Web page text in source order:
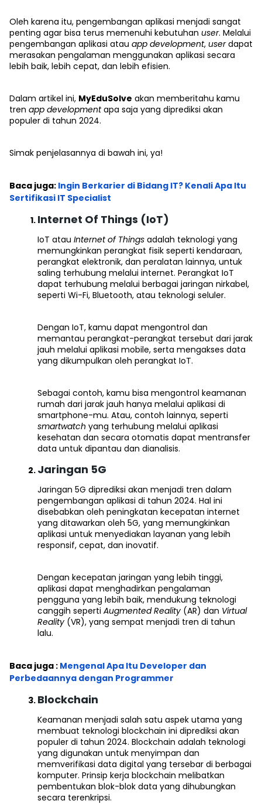
Oleh karena itu, pengembangan aplikasi menjadi sangat
penting agar bisa terus memenuhi kebutuhan user. Melalui
pengembangan aplikasi atau app development, userdapat
merasakan pengalaman menggunakan aplikasi secara
lebih baik, lebih cepat, dan lebih efisien.
Dalam artikel ini, MyEduSolve akan memberitahu kamu
tren app developmentapa saja yang diprediksi akan
populer di tahun 2024.
Simak penjelasannya di bawah ini, ya!
Baca juga: Ingin Berkarier di Bidang IT? Kenali Apa Itu
Sertifikasi IT Specialist
Internet Of Things (IoT)
IoT atau Internet of Things adalah teknologi yang
memungkinkan perangkat fisik seperti kendaraan,
perangkat elektronik, dan peralatan lainnya, untuk
saling terhubung melalui internet. Perangkat IoT
dapat terhubung melalui berbagai jaringan nirkabel,
seperti Wi-Fi, Bluetooth, atau teknologi seluler.
Dengan IoT, kamu dapat mengontrol dan
memantau perangkat-perangkat tersebut dari jarak
jauh melalui aplikasi mobile, serta mengakses data
yang dikumpulkan oleh perangkat IoT.
Sebagai contoh, kamu bisa mengontrol keamanan
rumah dari jarak jauh hanya melalui aplikasi di
smartphone-mu. Atau, contoh lainnya, seperti
smartwatch yang terhubung melalui aplikasi
kesehatan dan secara otomatis dapat mentransfer
data untuk dipantau dan dianalisis.
Jaringan 5G
Jaringan 5G diprediksi akan menjadi tren dalam
pengembangan aplikasi di tahun 2024. Hal ini
disebabkan oleh peningkatan kecepatan internet
yang ditawarkan oleh 5G, yang memungkinkan
aplikasi untuk menyediakan layanan yang lebih
responsif, cepat, dan inovatif.
Dengan kecepatan jaringan yang lebih tinggi,
aplikasi dapat menghadirkan pengalaman
pengguna yang lebih baik, mendukung teknologi
canggih seperti Augmented Reality(AR) dan Virtual
Reality(VR), yang sempat menjadi tren di tahun
lalu.
Baca juga : Mengenal Apa Itu Developer dan
Perbedaannya dengan Programmer
Blockchain
Keamanan menjadi salah satu aspek utama yang
membuat teknologi blockchain ini diprediksi akan
populer di tahun 2024. Blockchain adalah teknologi
yang digunakan untuk menyimpan dan
memverifikasi data digital yang tersebar di berbagai
komputer. Prinsip kerja blockchain melibatkan
pembentukan blok-blok data yang dihubungkan
secara terenkripsi.